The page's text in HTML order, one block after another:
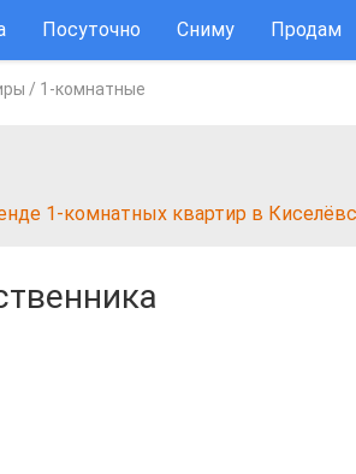
Посуточно Сниму Продам
/ 1-комнатные
1-комнатных квартир в